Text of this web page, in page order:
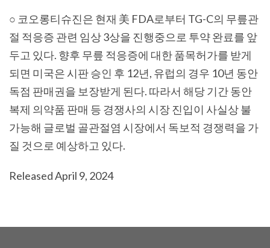
○ 코오롱티슈진은 현재 美 FDA로부터 TG-C의 무릎관
절 적응증 관련 임상 3상을 진행중으로 투약 완료를 앞
두고 있다. 향후 무릎 적응증에 대한 품목허가를 받게
되면 미국은 시판 승인 후 12년, 유럽의 경우 10년 동안
독점 판매권을 보장받게 된다. 따라서 해당 기간 동안
복제 의약품 판매 등 경쟁사의 시장 진입이 사실상 불
가능해 글로벌 골관절염 시장에서 독보적 경쟁력을 가
질 것으로 예상하고 있다.
Released April 9, 2024